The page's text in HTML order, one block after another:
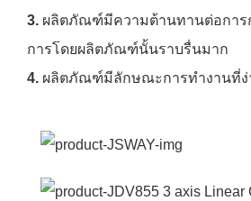
3. ผลิตภัณฑ์มีความต้านทานต่อการ
การโดยผลิตภัณฑ์นั้นราบรื่นมาก
4. ผลิตภัณฑ์มีลักษณะการทำงานที่ง่